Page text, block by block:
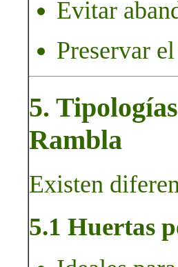
Evitar
Preservar
5.
Rambla
Existen
5.1 Huertas